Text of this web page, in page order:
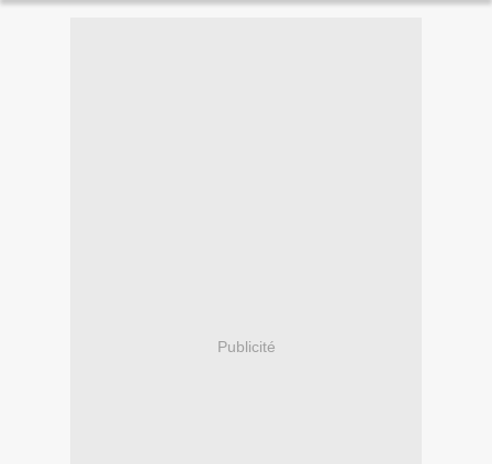
Publicité